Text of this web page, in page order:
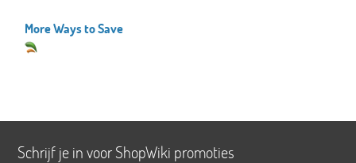
More Ways to Save
Schrijf je in voor ShopWiki promoties